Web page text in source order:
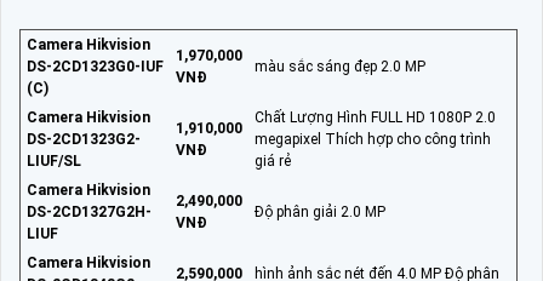
Camera Hikvision
DS-2CD1323G0-IUF
(C)
1,970,000
VNĐ
màu sắc sáng đẹp 2.0 MP
Camera Hikvision
DS-2CD1323G2-
LIUF/SL
1,910,000
VNĐ
Chất Lượng Hình FULL HD 1080P 2.0
megapixel Thích hợp cho công trình
giá rẻ
Camera Hikvision
DS-2CD1327G2H-
LIUF
2,490,000
VNĐ
Độ phân giải 2.0 MP
Camera Hikvision
2,590,000 hình ảnh sắc nét đến 4.0 MP Độ phân